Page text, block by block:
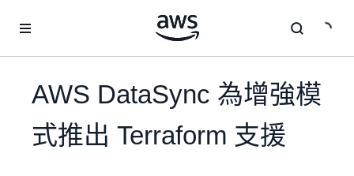
AWS DataSync 為增強模
式推出 Terraform 支援